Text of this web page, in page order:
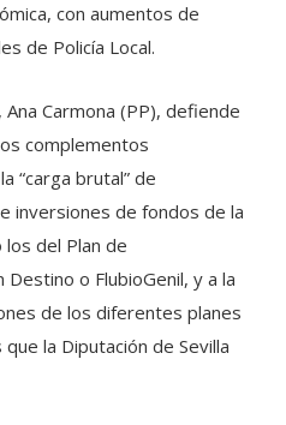
con aumentos de
de Policía Local.
Carmona (PP), defiende
complementos
“carga brutal” de
inversiones de fondos de la
los del Plan de
o FlubioGenil, y a la
de los diferentes planes
la Diputación de Sevilla